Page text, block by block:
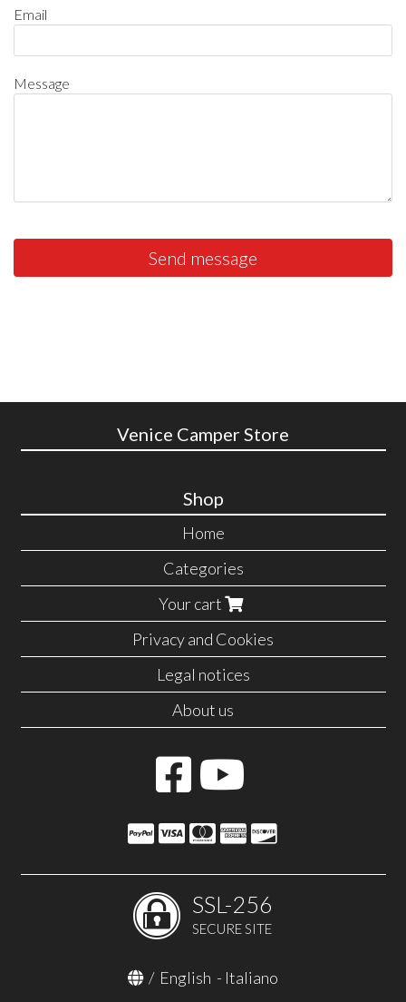
Email
Message
Send message
Venice Camper Store
Shop
Home
Categories
Your cart
Privacy and Cookies
Legal notices
About us
SSL-256
SECURE SITE
/ English - Italiano